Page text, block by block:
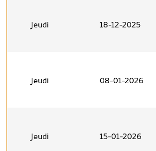
Jeudi 18-12-2025
Jeudi 08-01-2026
Jeudi 15-01-2026